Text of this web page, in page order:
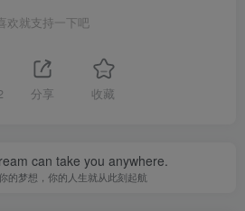
欢就支持一下吧
分享 收藏
can take you anywhere.
的梦想，你的人生就从此刻起航